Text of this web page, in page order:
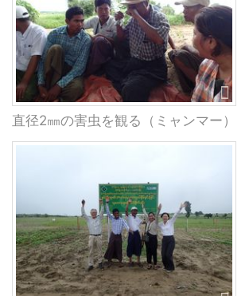
直径2㎜の害虫を観る（ミャンマー）